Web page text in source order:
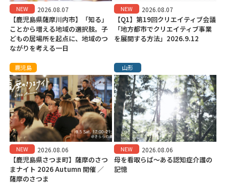
NEW 2026.08.07
【鹿児島県薩摩川内市】「知る」
ことから増える地域の選択肢。子
どもの居場所を起点に、地域のつ
ながりを考える一日
NEW 2026.08.07
【Q1】第19回クリエイティブ会議
「地方都市でクリエイティブ事業
を展開する方法」2026.9.12
鹿児島
NEW 2026.08.06
【鹿児島県さつま町】薩摩のさつ
まナイト 2026 Autumn 開催 ／
薩摩のさつま
山形
NEW 2026.08.06
母を看取らば～ある認知症介護の
記憶